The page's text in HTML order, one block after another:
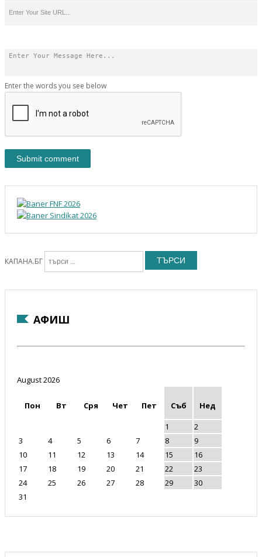
Enter the words you see below
КАПАНА.БГ ТЪРСИ
АФИШ
August 2026
Пон Вт Сря Чет Пет Съб
Нед
1
2
3
4 5 6 7 8
9
10
11 12 13 14 15
16
17
18 19 20 21 22
23
24
25 26 27 28 29
30
31